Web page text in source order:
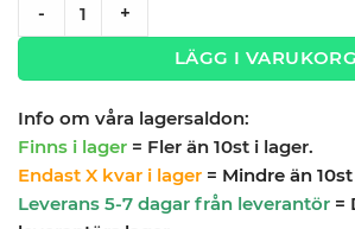
- +
LÄGG I VARUKORG
Info om våra lagersaldon:
Finns i lager = Fler än 10st i lager.
Endast X kvar i lager = Mindre än
Leverans 5-7 dagar från leverantör =